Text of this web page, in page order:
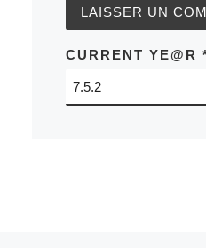
CURRENT YE@R